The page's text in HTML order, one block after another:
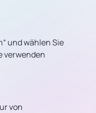
und wählen Sie
verwenden
von